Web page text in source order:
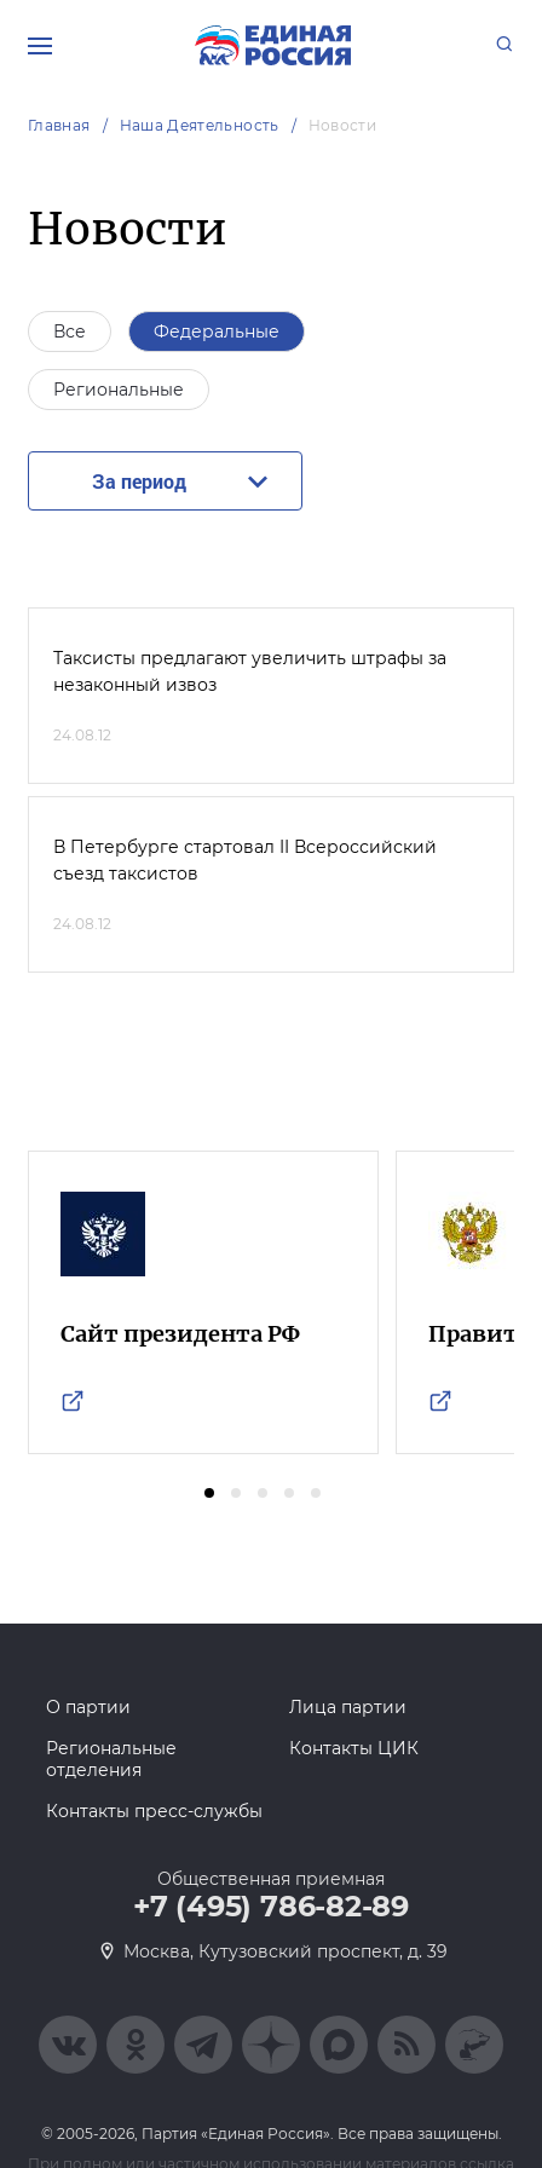
Главная Наша Деятельность Новости
Новости
Все Федеральные
Региональные
За период
Таксисты предлагают увеличить штрафы за
незаконный извоз
24.08.12
В Петербурге стартовал II Всероссийский
съезд таксистов
24.08.12
Сайт президента РФ
О партии
Лица партии
Региональные
отделения
Контакты ЦИК
Контакты пресс-службы
Общественная приемная
+7 (495) 786-82-89
Москва, Кутузовский проспект, д. 39
© 2005-2026, Партия «Единая Россия». Все права защищены.
При полном или частичном использовании материалов ссылка